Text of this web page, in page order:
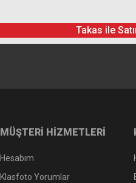
Takas ile
MÜŞTERİ HİZMETLERİ
Hesabım
Klasfoto Yorumlar